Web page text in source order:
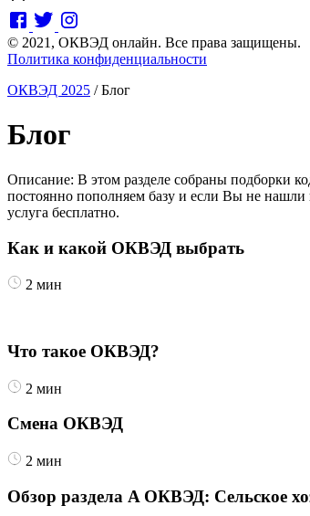
© 2021, ОКВЭД онлайн. Все права защищены.
Политика конфиденциальности
ОКВЭД 2025 /Блог
Блог
Описание: В этом разделе собраны подборки
постоянно пополняем базу и если Вы не
услуга бесплатно.
Как и какой ОКВЭД выбрать
2 мин
Что такое ОКВЭД?
2 мин
Смена ОКВЭД
2 мин
Обзор раздела A ОКВЭД: Сельское